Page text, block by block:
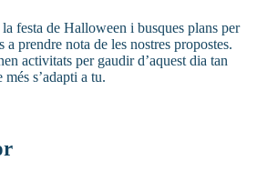
la festa de Halloween i busques plans per
prendre nota de les nostres propostes.
activitats per gaudir d’aquest dia tan
s’adapti a tu.